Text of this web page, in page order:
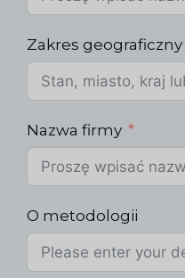
Zakres geograficzny
Nazwa firmy
O metodologii